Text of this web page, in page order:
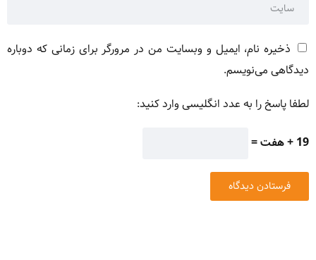
ذخیره نام، ایمیل و وبسایت من در مرورگر برای زمانی که دوباره
دیدگاهی می‌نویسم.
لطفا پاسخ را به عدد انگلیسی وارد کنید:
19 + هفت =